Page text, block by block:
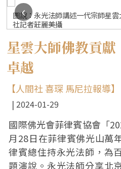
圖說：永光法師講述一代宗師星
社記者莊麗美攝
‹
星雲大師佛教貢
卓越
【人間社 喜琛 馬尼拉報導】
2024-01-29
國際佛光會菲律賓協會「‭
月‭28日在菲律賓佛光山萬
律賓總住持永光法師，為
題演說。永光法師分享北